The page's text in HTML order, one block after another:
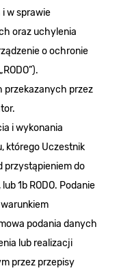
w sprawie
oraz uchylenia
o ochronie
przekazanych przez
i wykonania
którego Uczestnik
przystąpieniem do
1b RODO. Podanie
podania danych
lub realizacji
przez przepisy